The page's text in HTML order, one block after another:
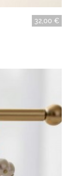
32,00 €